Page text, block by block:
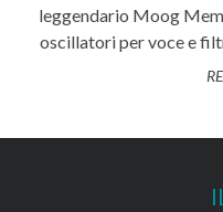
leggendario Moog
oscillatori per voce e